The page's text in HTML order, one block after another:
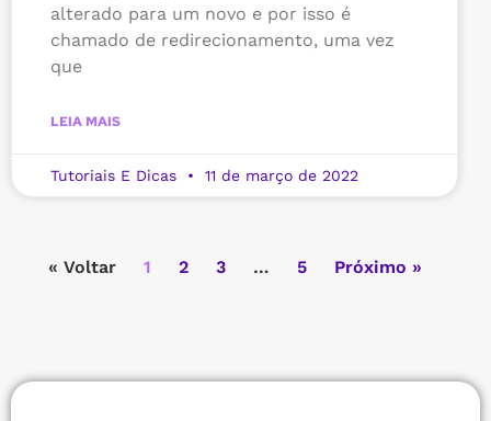
alterado para um novo e por isso é
chamado de redirecionamento, uma vez
que
LEIA MAIS
Tutoriais E Dicas 11 de março de 2022
« Voltar 1 2 3 … 5 Próximo »